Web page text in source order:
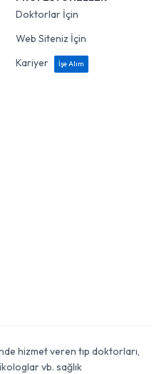
Doktorlar İçin
Web Siteniz İçin
Kariyer
İşe Alım
hizmet veren tıp doktorları,
vb. sağlık